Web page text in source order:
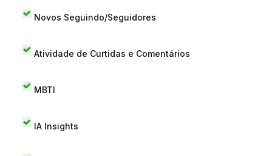
Novos Seguindo/Seguidores
Atividade de Curtidas e Comentários
MBTI
IA Insights